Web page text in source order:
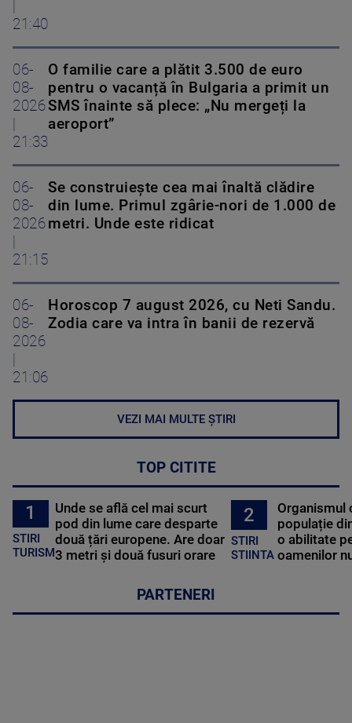
21:40
06-
08-
2026
21:33
O familie care a plătit 3.500 de euro
pentru o vacanță în Bulgaria a primit un
SMS înainte să plece: „Nu mergeți la
aeroport”
06-
08-
2026
21:15
Se construiește cea mai înaltă clădire
din lume. Primul zgârie-nori de 1.000 de
metri. Unde este ridicat
06-
08-
2026
21:06
Horoscop 7 august 2026, cu Neti Sandu.
Zodia care va intra în banii de rezervă
VEZI MAI MULTE ȘTIRI
TOP CITITE
1
STIRI
TURISM
Unde se află cel mai scurt
pod din lume care desparte
două țări europene. Are doar
3 metri și două fusuri orare
2
STIRI
STIINTA
Organismul
populație
o abilitate
oamenilor
PARTENERI